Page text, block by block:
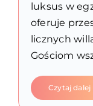
luksus w
oferuje
licznych
Gościom
Czytaj dalej